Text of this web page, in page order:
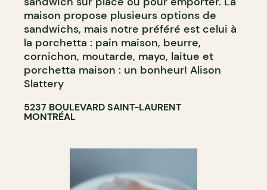
maison propose plusieurs options de
sandwichs, mais notre préféré est celui à
la porchetta : pain maison, beurre,
cornichon, moutarde, mayo, laitue et
porchetta maison : un bonheur! Alison
Slattery
5237 BOULEVARD SAINT-LAURENT
MONTRÉAL